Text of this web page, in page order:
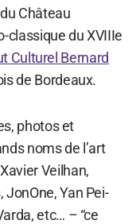
Château
classique du XVIIIe
Culturel Bernard
de Bordeaux.
photos et
noms de l’art
Veilhan,
Yan Pei-
etc… – “ce